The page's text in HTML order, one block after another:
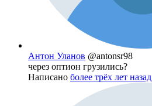
Антон Уланов @antonsr98
через оптион грузились?
Написано более трёх лет назад